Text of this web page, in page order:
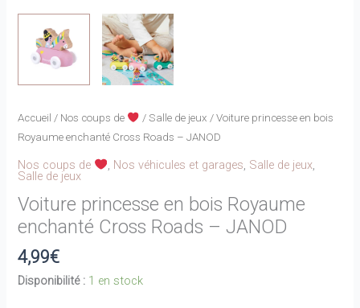
Accueil / Nos coups de / Salle de jeux / Voiture princesse en bois
Royaume enchanté Cross Roads – JANOD
Nos coups de , Nos véhicules et garages, Salle de jeux,
Salle de jeux
Voiture princesse en bois Royaume
enchanté Cross Roads – JANOD
4,99€
Disponibilité : 1 en stock